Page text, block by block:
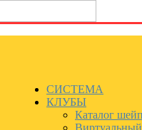
СИСТЕМА
КЛУБЫ
Каталог